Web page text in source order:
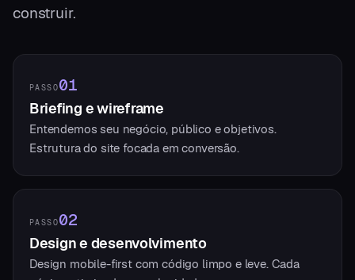
construir.
PASSO01
Briefing e wireframe
Entendemos seu negócio, público e objetivos.
Estrutura do site focada em conversão.
PASSO02
Design e desenvolvimento
Design mobile-first com código limpo e leve. Cada